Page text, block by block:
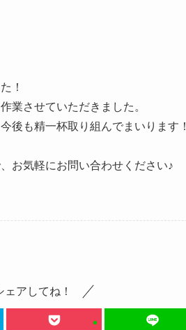
！
業させていただきました。
後も精一杯取り組んでまいります！
お気軽にお問い合わせください♪
アしてね！